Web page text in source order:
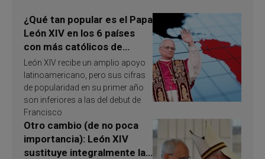
¿Qué tan popular es el Papa
León XIV en los 6 países
con más católicos de
América Latina en 2026?
Publican resultados de
investigación
León XIV recibe un amplio apoyo
latinoamericano, pero sus cifras
de popularidad en su primer año
son inferiores a las del debut de
Francisco
Otro cambio (de no poca
importancia): León XIV
sustituye integralmente la